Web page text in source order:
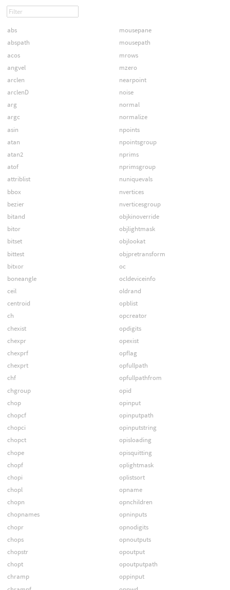
abs
abspath
acos
angvel
arclen
arclenD
arg
argc
asin
atan
atan2
atof
attriblist
bbox
bezier
bitand
bitor
bitset
bittest
bitxor
boneangle
ceil
centroid
ch
chexist
chexpr
chexprf
chexprt
chf
chgroup
chop
chopcf
chopci
chopct
chope
chopf
chopi
chopl
chopn
chopnames
chopr
chops
chopstr
chopt
chramp
mousepane
mousepath
mrows
mzero
nearpoint
noise
normal
normalize
npoints
npointsgroup
nprims
nprimsgroup
nuniquevals
nvertices
nverticesgroup
objkinoverride
objlightmask
objlookat
objpretransform
oc
ocldeviceinfo
oldrand
opblist
opcreator
opdigits
opexist
opflag
opfullpath
opfullpathfrom
opid
opinput
opinputpath
opinputstring
opisloading
opisquitting
oplightmask
oplistsort
opname
opnchildren
opninputs
opnodigits
opnoutputs
opoutput
opoutputpath
oppinput